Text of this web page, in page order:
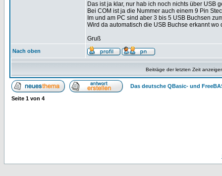
Das ist ja klar, nur hab ich noch nichts über USB
Bei COM ist ja die Nummer auch einem 9 Pin
Im und am PC sind aber 3 bis 5 USB Buchsen
Wird da automatisch die USB Buchse erkannt
Gruß
Nach oben
Beiträge der letzten Zeit
Das deutsche QBasic- und
Seite 1 von 4